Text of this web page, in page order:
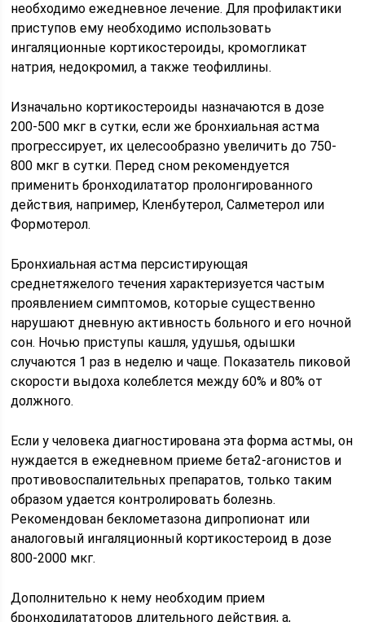
необходимо ежедневное лечение. Для профилактики
приступов ему необходимо использовать
ингаляционные кортикостероиды, кромогликат
натрия, недокромил, а также теофиллины.
Изначально кортикостероиды назначаются в дозе
200-500 мкг в сутки, если же бронхиальная астма
прогрессирует, их целесообразно увеличить до 750-
800 мкг в сутки. Перед сном рекомендуется
применить бронходилататор пролонгированного
действия, например, Кленбутерол, Салметерол или
Формотерол.
Бронхиальная астма персистирующая
среднетяжелого течения характеризуется частым
проявлением симптомов, которые существенно
нарушают дневную активность больного и его ночной
сон. Ночью приступы кашля, удушья, одышки
случаются 1 раз в неделю и чаще. Показатель пиковой
скорости выдоха колеблется между 60% и 80% от
должного.
Если у человека диагностирована эта форма астмы, он
нуждается в ежедневном приеме бета2-агонистов и
противовоспалительных препаратов, только таким
образом удается контролировать болезнь.
Рекомендован беклометазона дипропионат или
аналоговый ингаляционный кортикостероид в дозе
800-2000 мкг.
Дополнительно к нему необходим прием
бронходилататоров длительного действия, а,